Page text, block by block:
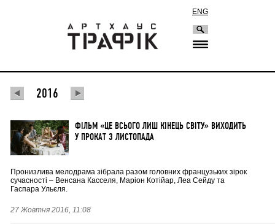
ENG
2016
ФІЛЬМ «ЦЕ ВСЬОГО ЛИШ КІНЕЦЬ СВІТУ» ВИХОДИТЬ
У ПРОКАТ 3 ЛИСТОПАДА
Пронизлива мелодрама зібрала разом головних французьких зірок
сучасності – Венсана Касселя, Маріон Котійар, Леа Сейду та
Гаспара Ульєля.
27 Жовтня 2016, 11:08